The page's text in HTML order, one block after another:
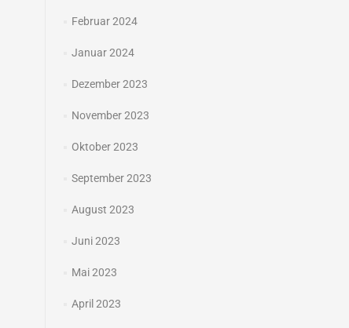
Februar 2024
Januar 2024
Dezember 2023
November 2023
Oktober 2023
September 2023
August 2023
Juni 2023
Mai 2023
April 2023